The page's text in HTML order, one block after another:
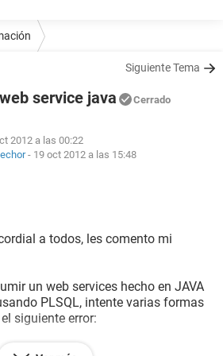
Siguiente Tema
service java Cerrado
2012 a las 00:22
- 19 oct 2012 a las 15:48
a todos, les comento mi
un web services hecho en JAVA
PLSQL, intente varias formas
siguiente error:
failed